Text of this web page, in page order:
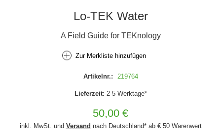
Lo-TEK Water
A Field Guide for TEKnology
Zur Merkliste hinzufügen
Artikelnr.: 219764
Lieferzeit: 2-5 Werktage*
50,00 €
inkl. MwSt. und Versand nach Deutschland* ab € 50 Warenwert